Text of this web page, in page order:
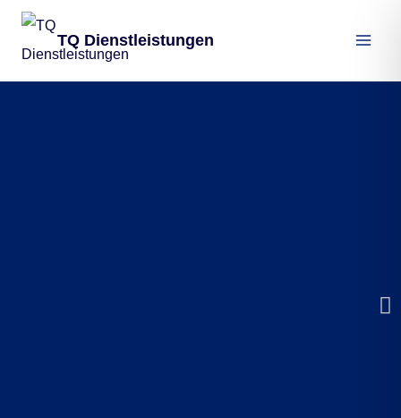
TQ Dienstleistungen